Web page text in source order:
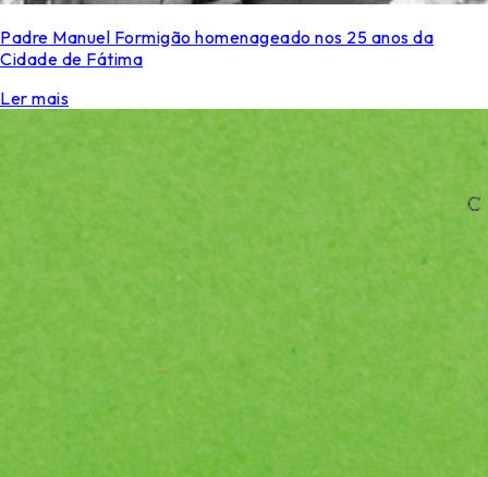
Padre Manuel Formigão homenageado nos 25 anos da
Cidade de Fátima
Ler mais